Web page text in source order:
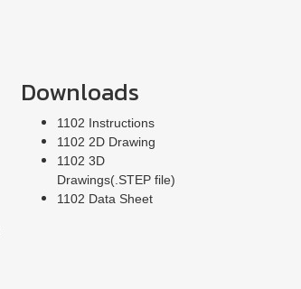
Downloads
1102 Instructions
1102 2D Drawing
1102 3D
Drawings(.STEP file)
1102 Data Sheet